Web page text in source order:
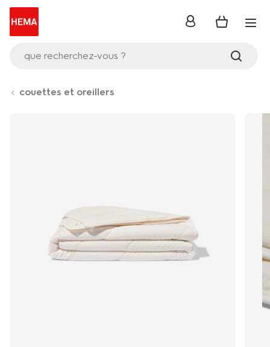
que recherchez-vous ?
se
couettes et oreillers